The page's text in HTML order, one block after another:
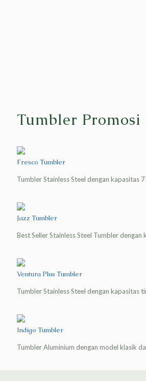
Tumbler
Fresco Tumbler
Tumbler Stainless Steel dengan kapasitas
Jazz Tumbler
Best Seller Stainless Steel Tumbler dengan
Ventura Plus Tumbler
Tumbler Stainless Steel dengan kapasitas
Indigo Tumbler
Tumbler Aluminium dengan model klasik